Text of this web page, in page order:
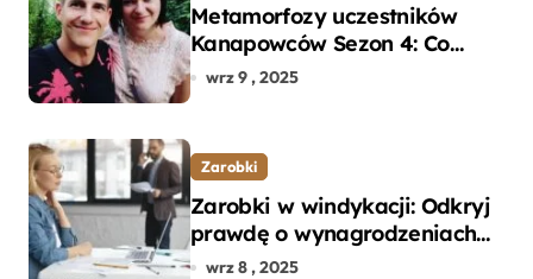
Metamorfozy uczestników
Kanapowców Sezon 4: Co
naprawdę zaskoczyło
wrz 9 , 2025
Zarobki
Zarobki w windykacji: Odkryj
prawdę o wynagrodzeniach
specjalistów w branży
wrz 8 , 2025